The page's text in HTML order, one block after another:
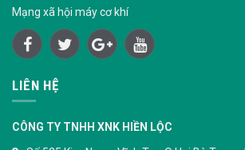
Mạng xã hội máy cơ khí
LIÊN HỆ
CÔNG TY TNHH XNK HIỀN LỘC